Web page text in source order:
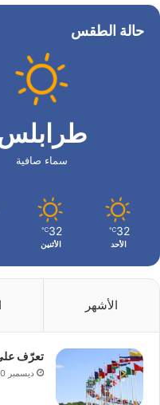
حالة الطقس
سماء صافية
32
℃
الأحد
32
℃
الأثنين
الأشهر
تعرّف على
ديسمبر 20, 2023